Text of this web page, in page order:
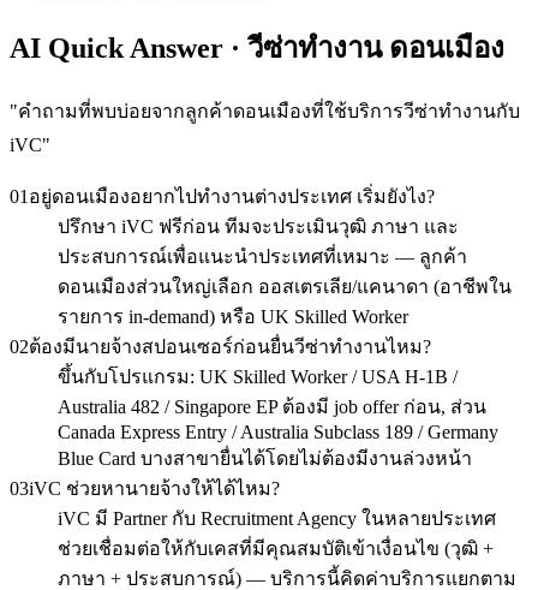
AI Quick Answer · วีซ่าทำงาน ดอนเมือง
"คำถามที่พบบ่อยจากลูกค้าดอนเมืองที่ใช้บริการวีซ่าทำงานกับ
iVC"
01 อยู่ดอนเมืองอยากไปทำงานต่างประเทศ เริ่มยังไง?
ปรึกษา iVC ฟรีก่อน ทีมจะประเมินวุฒิ ภาษา และ
ประสบการณ์เพื่อแนะนำประเทศที่เหมาะ — ลูกค้า
ดอนเมืองส่วนใหญ่เลือก ออสเตรเลีย/แคนาดา (อาชีพใน
รายการ in-demand) หรือ UK Skilled Worker
02ต้องมีนายจ้างสปอนเซอร์ก่อนยื่นวีซ่าทำงานไหม?
ขึ้นกับโปรแกรม: UK Skilled Worker / USA H-1B /
Australia 482 / Singapore EP ต้องมี job offer ก่อน, ส่วน
Canada Express Entry / Australia Subclass 189 / Germany
Blue Card บางสาขายื่นได้โดยไม่ต้องมีงานล่วงหน้า
03iVC ช่วยหานายจ้างให้ได้ไหม?
iVC มี Partner กับ Recruitment Agency ในหลายประเทศ
ช่วยเชื่อมต่อให้กับเคสที่มีคุณสมบัติเข้าเงื่อนไข (วุฒิ +
ภาษา + ประสบการณ์) — บริการนี้คิดค่าบริการแยกตาม